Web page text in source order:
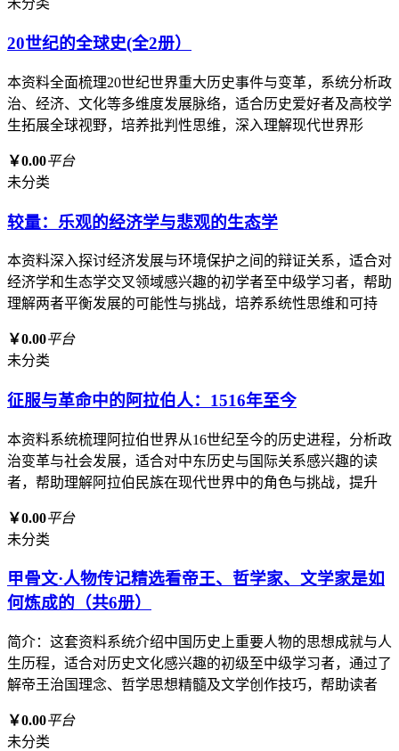
未分类
20世纪的全球史(全2册）
本资料全面梳理20世纪世界重大历史事件与变革，系统分析政
治、经济、文化等多维度发展脉络，适合历史爱好者及高校学
生拓展全球视野，培养批判性思维，深入理解现代世界形
￥0.00平台
未分类
较量：乐观的经济学与悲观的生态学
本资料深入探讨经济发展与环境保护之间的辩证关系，适合对
经济学和生态学交叉领域感兴趣的初学者至中级学习者，帮助
理解两者平衡发展的可能性与挑战，培养系统性思维和可持
￥0.00平台
未分类
征服与革命中的阿拉伯人：1516年至今
本资料系统梳理阿拉伯世界从16世纪至今的历史进程，分析政
治变革与社会发展，适合对中东历史与国际关系感兴趣的读
者，帮助理解阿拉伯民族在现代世界中的角色与挑战，提升
￥0.00平台
未分类
甲骨文·人物传记精选看帝王、哲学家、文学家是如
何炼成的（共6册）
简介：这套资料系统介绍中国历史上重要人物的思想成就与人
生历程，适合对历史文化感兴趣的初级至中级学习者，通过了
解帝王治国理念、哲学思想精髓及文学创作技巧，帮助读者
￥0.00平台
未分类